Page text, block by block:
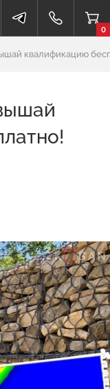
0
квалификацию